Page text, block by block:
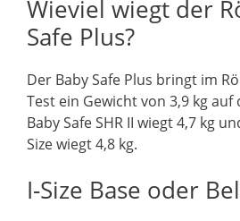
Wieviel wiegt der
Safe Plus?
Der Baby Safe Plus bringt im
Test ein Gewicht von 3,9 kg auf
Baby Safe SHR II wiegt 4,7 kg
Size wiegt 4,8 kg.
I-Size Base oder